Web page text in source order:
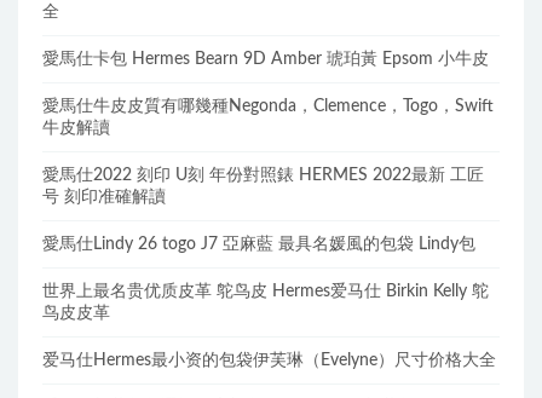
全
愛馬仕卡包 Hermes Bearn 9D Amber 琥珀黃 Epsom 小牛皮
愛馬仕牛皮皮質有哪幾種Negonda，Clemence，Togo，Swift
牛皮解讀
愛馬仕2022 刻印 U刻 年份對照錶 HERMES 2022最新 工匠
号 刻印准確解讀
愛馬仕Lindy 26 togo J7 亞麻藍 最具名媛風的包袋 Lindy包
世界上最名贵优质皮革 鸵鸟皮 Hermes爱马仕 Birkin Kelly 鸵
鸟皮皮革
爱马仕Hermes最小资的包袋伊芙琳（Evelyne）尺寸价格大全